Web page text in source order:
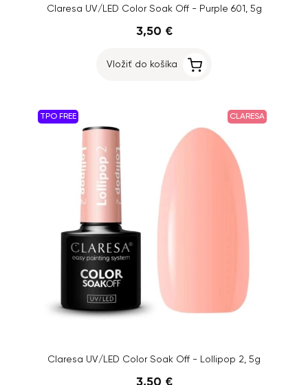
Claresa UV/LED Color Soak Off - Purple 601, 5g
3,50 €
Vložiť do košíka
TPO FREE CLARESA
Claresa UV/LED Color Soak Off - Lollipop 2, 5g
3,50 €